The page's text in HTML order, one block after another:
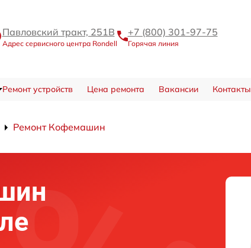
Павловский тракт, 251В
Адрес сервисного центра Rondell
+7 (800) 301-97-75
Горячая линия
Ремонт устройств Цена ремонта Вакансии Контакты
Ремонт Кофемашин